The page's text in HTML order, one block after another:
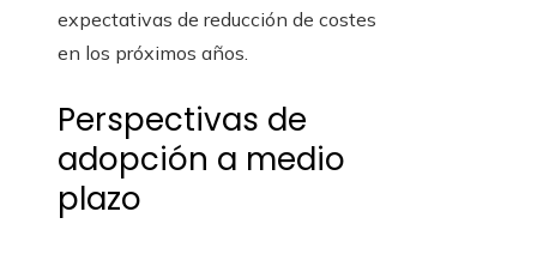
expectativas de reducción de costes
en los próximos años.
Perspectivas de
adopción a medio
plazo